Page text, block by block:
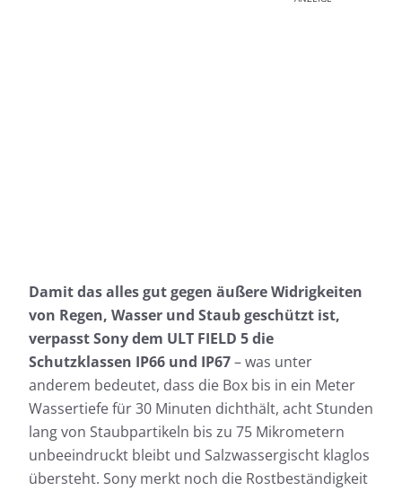
Damit das alles gut gegen äußere Widrigkeiten
von Regen, Wasser und Staub geschützt ist,
verpasst Sony dem ULT FIELD 5 die
Schutzklassen IP66 und IP67– was unter
anderem bedeutet, dass die Box bis in ein Meter
Wassertiefe für 30 Minuten dichthält, acht Stunden
lang von Staubpartikeln bis zu 75 Mikrometern
unbeeindruckt bleibt und Salzwassergischt klaglos
übersteht. Sony merkt noch die Rostbeständigkeit